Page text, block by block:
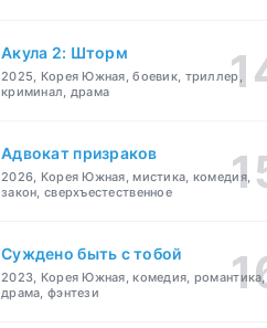
Акула 2: Шторм
2025, Корея Южная, боевик, триллер,
криминал, драма
Адвокат призраков
2026, Корея Южная, мистика, комедия,
закон, сверхъестественное
Суждено быть с тобой
2023, Корея Южная, комедия, романтика,
драма, фэнтези